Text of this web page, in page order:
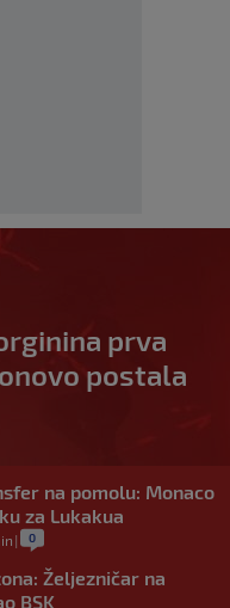
prva
postala
na pomolu: Monaco
za Lukakua
| 0
Željezničar na
BSK